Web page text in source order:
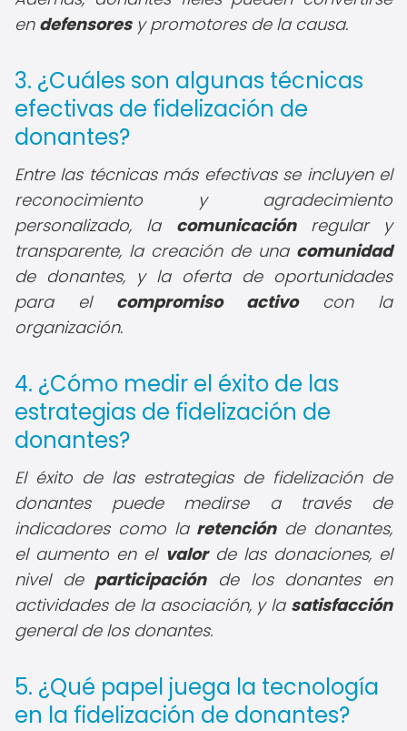
en defensoresy promotores de la causa.
3. ¿Cuáles son algunas técnicas
efectivas de fidelización de
donantes?
Entre las técnicas más efectivas se incluyen el
reconocimiento y agradecimiento
personalizado, la comunicaciónregular y
transparente, la creación de una comunidad
de donantes, y la oferta de oportunidades
para el compromiso activocon la
organización.
4. ¿Cómo medir el éxito de las
estrategias de fidelización de
donantes?
El éxito de las estrategias de fidelización de
donantes puede medirse a través de
indicadores como la retenciónde donantes,
el aumento en el valorde las donaciones, el
nivel de participaciónde los donantes en
actividades de la asociación, y la satisfacción
general de los donantes.
5. ¿Qué papel juega la tecnología
en la fidelización de donantes?